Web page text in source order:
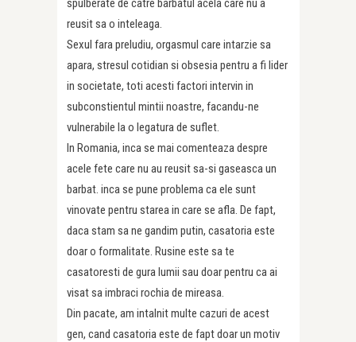
spulberate de catre barbatul acela care nu a
reusit sa o inteleaga.
Sexul fara preludiu, orgasmul care intarzie sa
apara, stresul cotidian si obsesia pentru a fi lider
in societate, toti acesti factori intervin in
subconstientul mintii noastre, facandu-ne
vulnerabile la o legatura de suflet.
In Romania, inca se mai comenteaza despre
acele fete care nu au reusit sa-si gaseasca un
barbat. inca se pune problema ca ele sunt
vinovate pentru starea in care se afla. De fapt,
daca stam sa ne gandim putin, casatoria este
doar o formalitate. Rusine este sa te
casatoresti de gura lumii sau doar pentru ca ai
visat sa imbraci rochia de mireasa.
Din pacate, am intalnit multe cazuri de acest
gen, cand casatoria este de fapt doar un motiv